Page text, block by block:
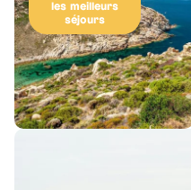
les meilleurs
séjours